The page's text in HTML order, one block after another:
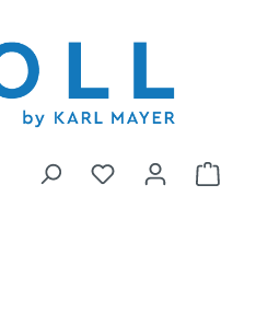
Tienes 0 El